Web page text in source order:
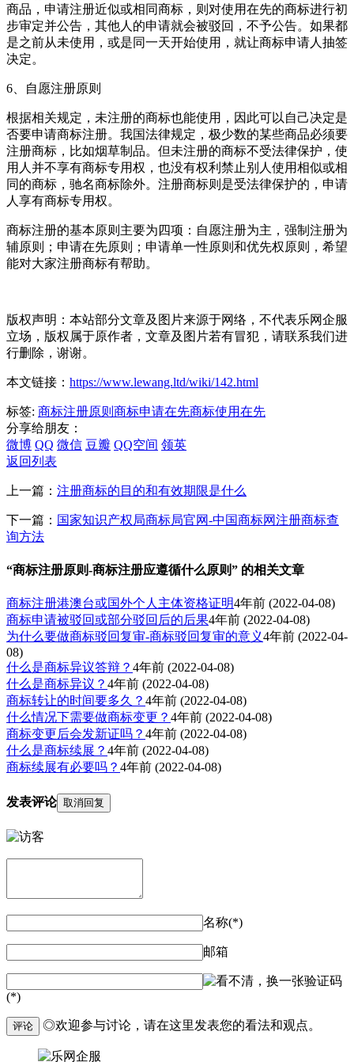
商品，申请注册近似或相同商标，则对使用在先的商标进行初
步审定并公告，其他人的申请就会被驳回，不予公告。如果都
是之前从未使用，或是同一天开始使用，就让商标申请人抽签
决定。
6、自愿注册原则
根据相关规定，未注册的商标也能使用，因此可以自己决定是
否要申请商标注册。我国法律规定，极少数的某些商品必须要
注册商标，比如烟草制品。但未注册的商标不受法律保护，使
用人并不享有商标专用权，也没有权利禁止别人使用相似或相
同的商标，驰名商标除外。注册商标则是受法律保护的，申请
人享有商标专用权。
商标注册的基本原则主要为四项：自愿注册为主，强制注册为
辅原则；申请在先原则；申请单一性原则和优先权原则，希望
能对大家注册商标有帮助。
版权声明：本站部分文章及图片来源于网络，不代表乐网企服
立场，版权属于原作者，文章及图片若有冒犯，请联系我们进
行删除，谢谢。
本文链接： https://www.lewang.ltd/wiki/142.html
标签: 商标注册原则 商标申请在先商标使用在先
分享给朋友：
微博 QQ 微信 豆瓣 QQ空间 领英
返回列表
上一篇： 注册商标的目的和有效期限是什么
下一篇： 国家知识产权局商标局官网-中国商标网注册商标查
询方法
“商标注册原则-商标注册应遵循什么原则” 的相关文章
商标注册港澳台或国外个人主体资格证明4年前 (2022-04-08)
商标申请被驳回或部分驳回后的后果4年前 (2022-04-08)
为什么要做商标驳回复审-商标驳回复审的意义4年前 (2022-04-
08)
什么是商标异议答辩？ 4年前 (2022-04-08)
什么是商标异议？ 4年前 (2022-04-08)
商标转让的时间要多久？ 4年前 (2022-04-08)
什么情况下需要做商标变更？ 4年前 (2022-04-08)
商标变更后会发新证吗？ 4年前 (2022-04-08)
什么是商标续展？ 4年前 (2022-04-08)
商标续展有必要吗？ 4年前 (2022-04-08)
发表评论 取消回复
名称(*)
邮箱
验证码
(*)
评论 ◎欢迎参与讨论，请在这里发表您的看法和观点。